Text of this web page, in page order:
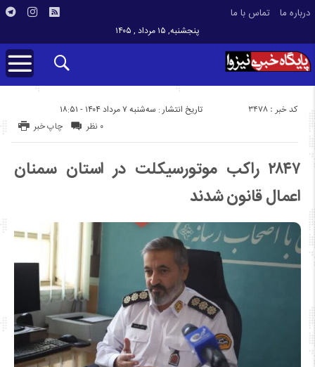
درباره ما تماس با ما
پنجشنبه, ۱۵ مرداد , ۱۴۰۵
تاریخ انتشار : سه‌شنبه ۷ مرداد ۱۴۰۴ - ۱۸:۵۱ کد خبر : 3478
چاپ خبر ۰ نظر
۲۸۴۷ راکب موتورسیکلت در استان سمنان
اعمال قانون شدند